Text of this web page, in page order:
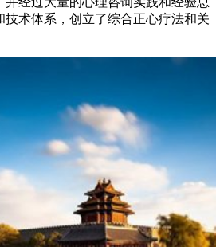
术体系，创立了综合正心疗法和关